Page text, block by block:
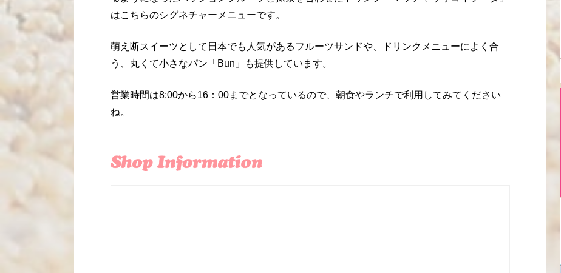
はこちらのシグネチャーメニューです。
萌え断スイーツとして日本でも人気があるフルーツサンドや、ドリンクメニューによく合
う、丸くて小さなパン「Bun」も提供しています。
営業時間は8:00から16：00までとなっているので、朝食やランチで利用してみてください
ね。